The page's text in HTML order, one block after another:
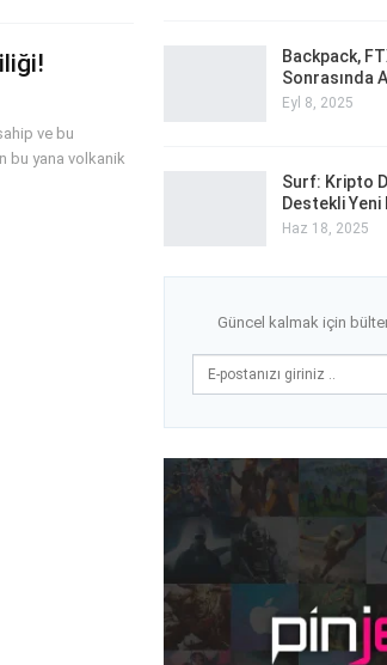
ve bu
bu yana volkanik
Backpack,
Sonrasında
Eyl 8, 2025
Surf: Kripto
Destekli
Haz 18, 2025
Güncel kalmak için